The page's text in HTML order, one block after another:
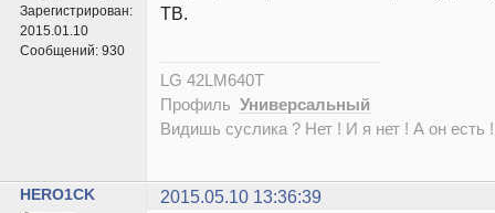
Зарегистрирован:
2015.01.10
Сообщений: 930
ТВ.
LG 42LM640T
Профиль Универсальный
Видишь суслика ? Нет ! И я нет ! А он есть
HERO1CK 2015.05.10 13:36:39